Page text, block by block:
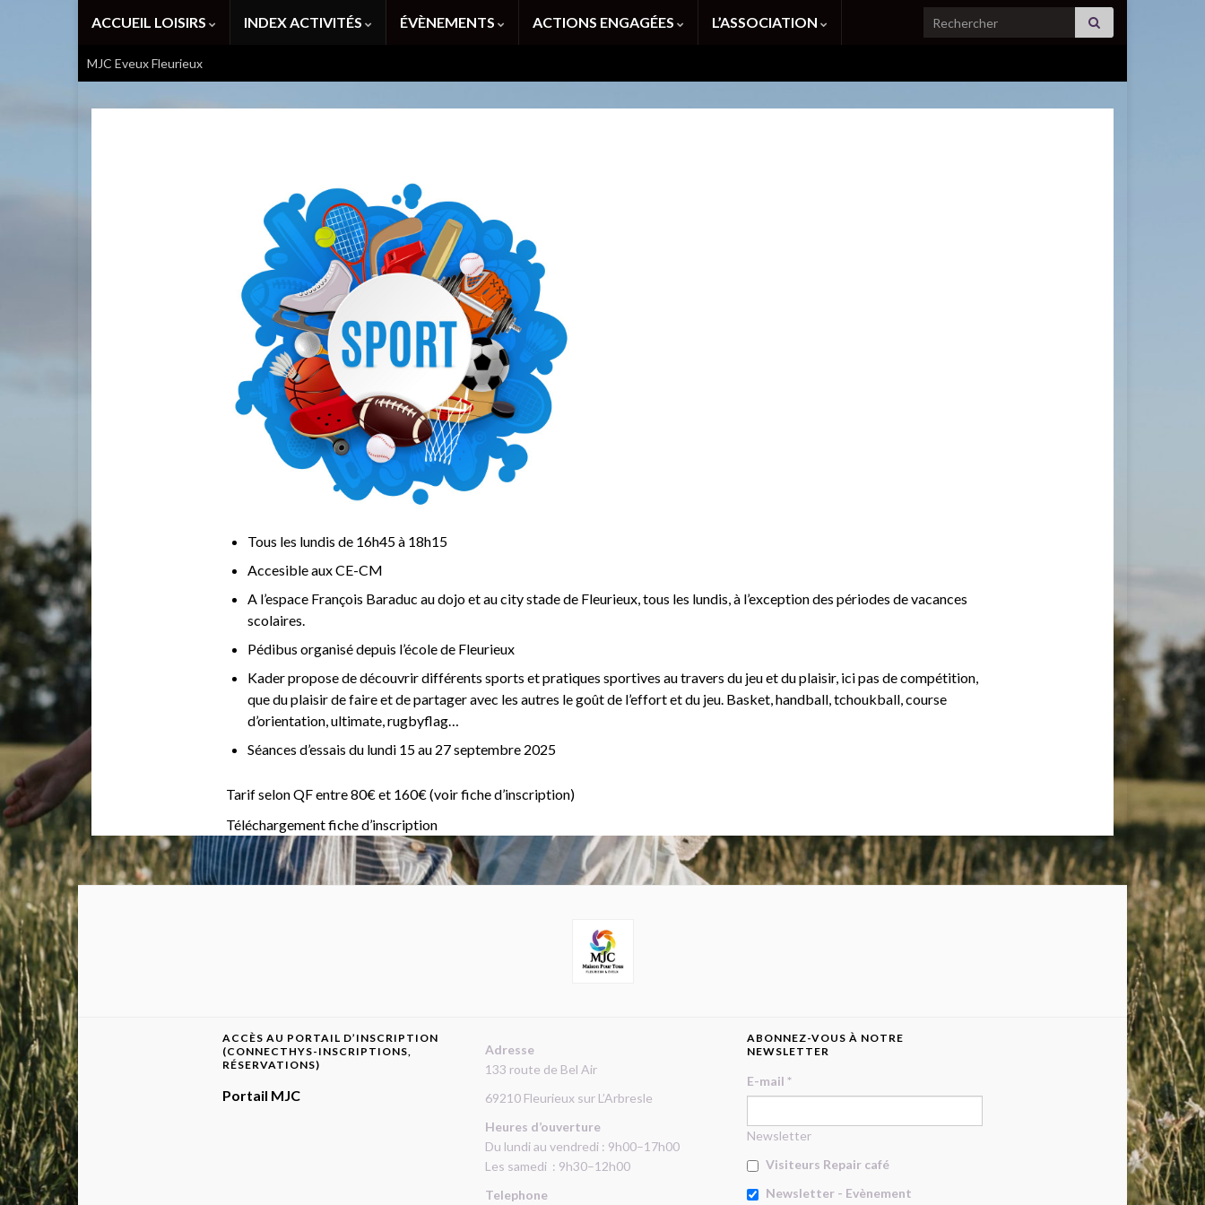
ACCUEIL LOISIRS INDEX ACTIVITÉS ÉVÈNEMENTS ACTIONS ENGAGÉES L’ASSOCIATION Search for:
MJC Eveux Fleurieux
Tous les lundis de 16h45 à 18h15
Accesible aux CE-CM
A l’espace François Baraduc au dojo et au city stade de Fleurieux, tous les lundis, à l’exception des périodes de vacances
scolaires.
Pédibus organisé depuis l’école de Fleurieux
Kader propose de découvrir différents sports et pratiques sportives au travers du jeu et du plaisir, ici pas de compétition,
que du plaisir de faire et de partager avec les autres le goût de l’effort et du jeu. Basket, handball, tchoukball, course
d’orientation, ultimate, rugbyflag…
Séances d’essais du lundi 15 au 27 septembre 2025
Tarif selon QF entre 80€ et 160€ (voir fiche d’inscription)
Téléchargementfiche d’inscription
ACCÈS AU PORTAIL D’INSCRIPTION
(CONNECTHYS-INSCRIPTIONS,
RÉSERVATIONS)
Portail MJC
Adresse
133 route de Bel Air
69210 Fleurieux sur L’Arbresle
Heures d’ouverture
Du lundi au vendredi : 9h00–17h00
Les samedi : 9h30–12h00
Telephone
ABONNEZ-VOUS À NOTRE
NEWSLETTER
E-mail*
Newsletter
Visiteurs Repair café
Newsletter - Evènement